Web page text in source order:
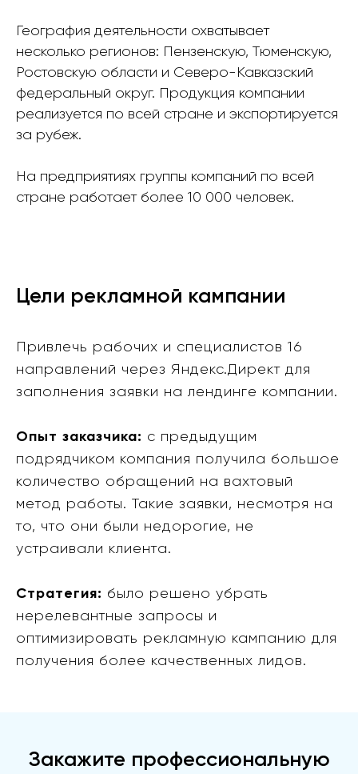
География деятельности охватывает
несколько регионов: Пензенскую, Тюменскую,
Ростовскую области и Северо-Кавказский
федеральный округ. Продукция компании
реализуется по всей стране и экспортируется
за рубеж.
На предприятиях группы компаний по всей
стране работает более 10 000 человек.
Цели рекламной кампании
Привлечь рабочих и специалистов 16
направлений через Яндекс.Директ для
заполнения заявки на лендинге компании.
Опыт заказчика: с предыдущим
подрядчиком компания получила большое
количество обращений на вахтовый
метод работы. Такие заявки, несмотря на
то, что они были недорогие, не
устраивали клиента.
Стратегия: было решено убрать
нерелевантные запросы и
оптимизировать рекламную кампанию для
получения более качественных лидов.
Закажите профессиональную